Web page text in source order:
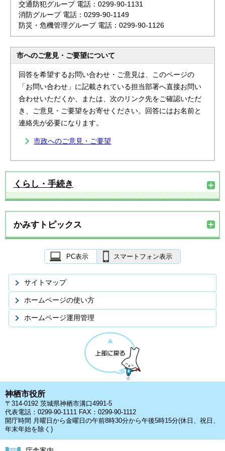
交通防犯グループ 電話：0299-90-1131
消防グループ 電話：0299-90-1149
防災・危機管理グループ 電話：0299-90-1126
市へのご意見・ご要望について
回答を希望するお問い合わせ・ご意見は、このページの
「お問い合わせ」に記載されている担当部署へ直接お問い
合わせいただくか、または、次のリンク先をご確認いただ
き、ご意見・ご要望をお寄せください。回答にはお名前と
連絡先が必要になります。
市政へのご意見・ご要望
くらし・手続き
かみすトピックス
PC表示 スマートフォン表示
サイトマップ
ホームページの使い方
ホームページ運用管理
神栖市役所
〒314-0192 茨城県神栖市溝口4991-5
代表電話：0299-90-1111 FAX：0299-90-1112
開庁時間 月曜日から金曜日の午前8時30分から午後5時15分(休日、祝日、
年末年始を除く)